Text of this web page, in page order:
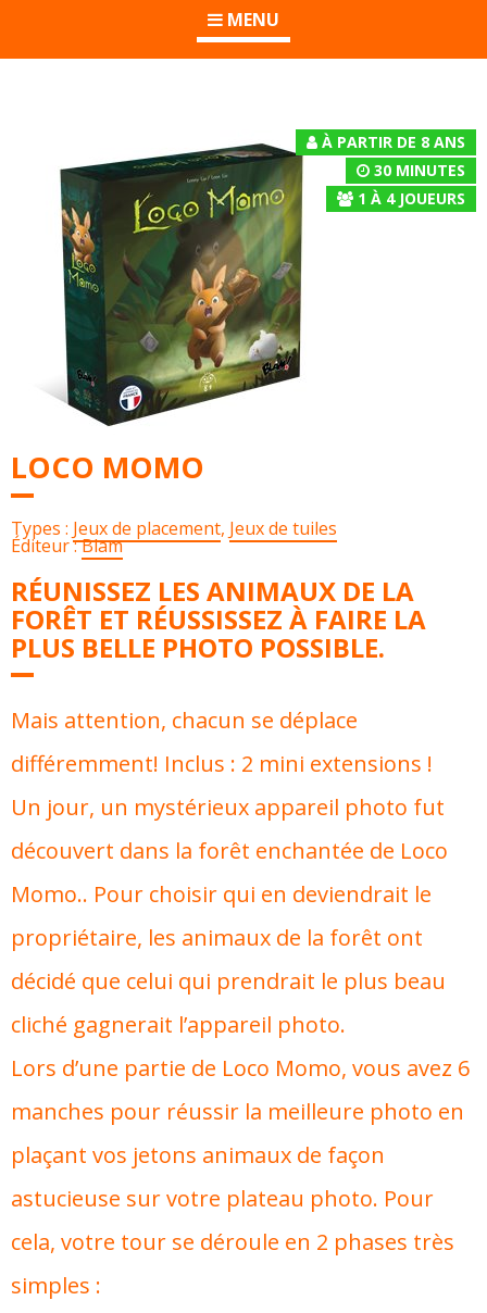
MENU
À PARTIR DE 8 ANS
30 MINUTES
1 À 4JOUEURS
LOCO MOMO
Types : Jeux de placement, Jeux de tuiles
Éditeur :Blam
RÉUNISSEZ LES ANIMAUX DE LA
FORÊT ET RÉUSSISSEZ À FAIRE LA
PLUS BELLE PHOTO POSSIBLE.
Mais attention, chacun se déplace
différemment! Inclus : 2 mini extensions !
Un jour, un mystérieux appareil photo fut
découvert dans la forêt enchantée de Loco
Momo.. Pour choisir qui en deviendrait le
propriétaire, les animaux de la forêt ont
décidé que celui qui prendrait le plus beau
cliché gagnerait l’appareil photo.
Lors d’une partie de Loco Momo, vous avez 6
manches pour réussir la meilleure photo en
plaçant vos jetons animaux de façon
astucieuse sur votre plateau photo. Pour
cela, votre tour se déroule en 2 phases très
simples :